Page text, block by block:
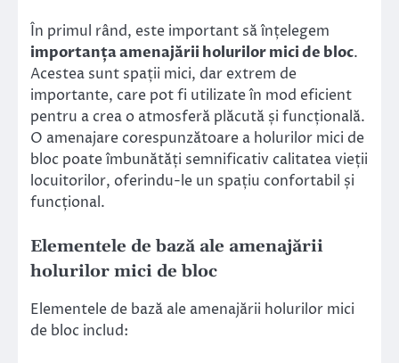
În primul rând, este important să înțelegem
importanța amenajării holurilor mici de bloc.
Acestea sunt spații mici, dar extrem de
importante, care pot fi utilizate în mod eficient
pentru a crea o atmosferă plăcută și funcțională.
O amenajare corespunzătoare a holurilor mici de
bloc poate îmbunătăți semnificativ calitatea vieții
locuitorilor, oferindu-le un spațiu confortabil și
funcțional.
Elementele de bază ale amenajării
holurilor mici de bloc
Elementele de bază ale amenajării holurilor mici
de bloc includ: